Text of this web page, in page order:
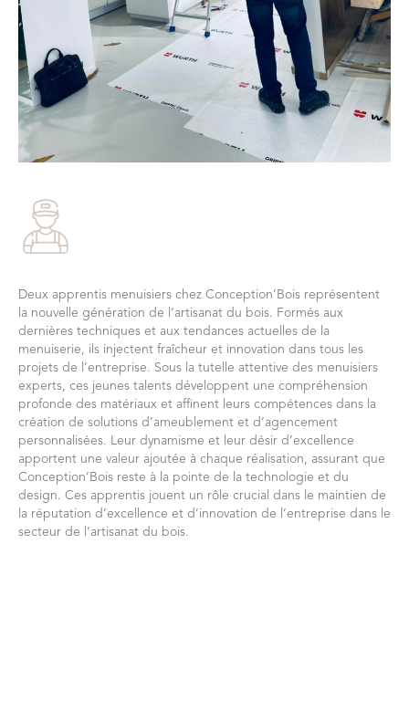
Deux apprentis menuisiers chez Conception’Bois représentent
la nouvelle génération de l’artisanat du bois. Formés aux
dernières techniques et aux tendances actuelles de la
menuiserie, ils injectent fraîcheur et innovation dans tous les
projets de l’entreprise. Sous la tutelle attentive des menuisiers
experts, ces jeunes talents développent une compréhension
profonde des matériaux et affinent leurs compétences dans la
création de solutions d’ameublement et d’agencement
personnalisées. Leur dynamisme et leur désir d’excellence
apportent une valeur ajoutée à chaque réalisation, assurant que
Conception’Bois reste à la pointe de la technologie et du
design. Ces apprentis jouent un rôle crucial dans le maintien de
la réputation d’excellence et d’innovation de l’entreprise dans le
secteur de l’artisanat du bois.